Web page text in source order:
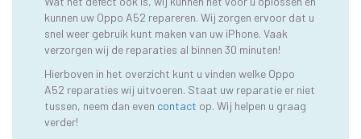
kunnen uw Oppo A52 repareren. Wij zorgen ervoor dat u
snel weer gebruik kunt maken van uw iPhone. Vaak
verzorgen wij de reparaties al binnen 30 minuten!
Hierboven in het overzicht kunt u vinden welke Oppo
A52 reparaties wij uitvoeren. Staat uw reparatie er niet
tussen, neem dan even contact op. Wij helpen u graag
verder!